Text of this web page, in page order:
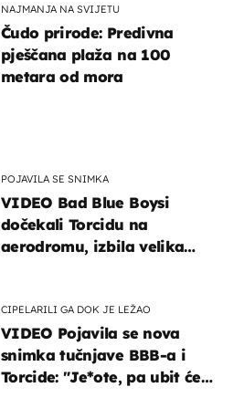
POJAVILA SE SNIMKA
VIDEO Bad Blue Boysi
dočekali Torcidu na
aerodromu, izbila velika
CIPELARILI GA DOK JE LEŽAO
VIDEO Pojavila se nova
snimka tučnjave BBB-a i
Torcide: "Je*ote, pa ubit će
NAJMANJA NA SVIJETU
Čudo prirode: Predivna
pješčana plaža na 100
metara od mora